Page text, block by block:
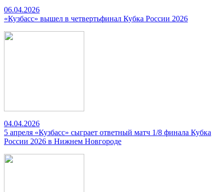
06.04.2026
«Кузбасс» вышел в четвертьфинал Кубка России 2026
04.04.2026
5 апреля «Кузбасс» сыграет ответный матч 1/8 финала Кубка
России 2026 в Нижнем Новгороде